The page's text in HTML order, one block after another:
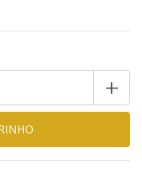
+